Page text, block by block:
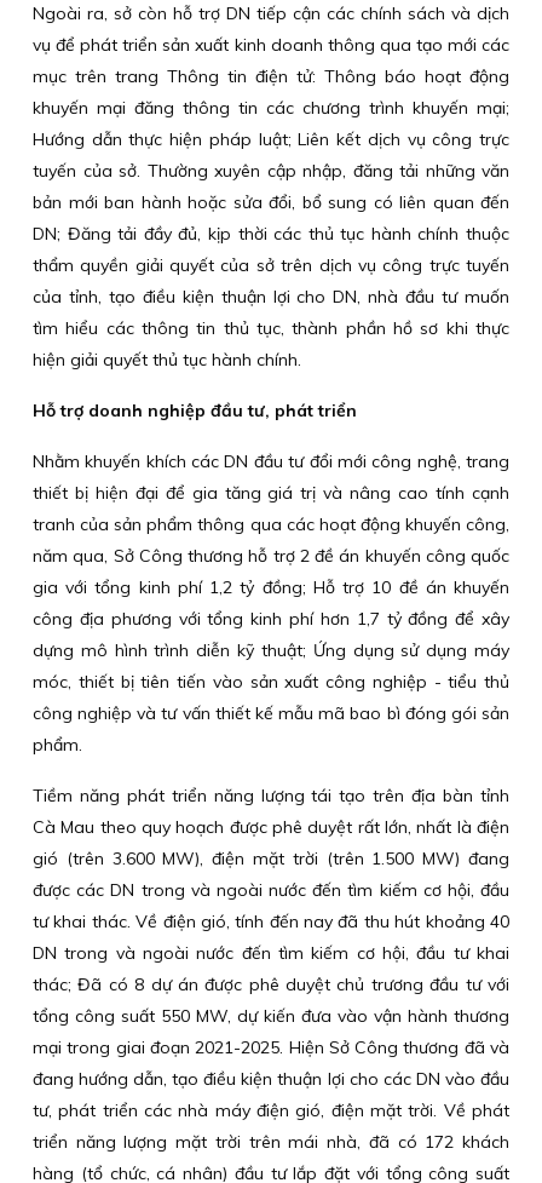
Ngoài ra, sở còn hỗ trợ DN tiếp cận các chính sách và dịch
vụ để phát triển sản xuất kinh doanh thông qua tạo mới các
mục trên trang Thông tin điện tử: Thông báo hoạt động
khuyến mại đăng thông tin các chương trình khuyến mại;
Hướng dẫn thực hiện pháp luật; Liên kết dịch vụ công trực
tuyến của sở. Thường xuyên cập nhập, đăng tải những văn
bản mới ban hành hoặc sửa đổi, bổ sung có liên quan đến
DN; Đăng tải đầy đủ, kịp thời các thủ tục hành chính thuộc
thẩm quyền giải quyết của sở trên dịch vụ công trực tuyến
của tỉnh, tạo điều kiện thuận lợi cho DN, nhà đầu tư muốn
tìm hiểu các thông tin thủ tục, thành phần hồ sơ khi thực
hiện giải quyết thủ tục hành chính.
Hỗ trợ doanh nghiệp đầu tư, phát triển
Nhằm khuyến khích các DN đầu tư đổi mới công nghệ, trang
thiết bị hiện đại để gia tăng giá trị và nâng cao tính cạnh
tranh của sản phẩm thông qua các hoạt động khuyến công,
năm qua, Sở Công thương hỗ trợ 2 đề án khuyến công quốc
gia với tổng kinh phí 1,2 tỷ đồng; Hỗ trợ 10 đề án khuyến
công địa phương với tổng kinh phí hơn 1,7 tỷ đồng để xây
dựng mô hình trình diễn kỹ thuật; Ứng dụng sử dụng máy
móc, thiết bị tiên tiến vào sản xuất công nghiệp - tiểu thủ
công nghiệp và tư vấn thiết kế mẫu mã bao bì đóng gói sản
phẩm.
Tiềm năng phát triển năng lượng tái tạo trên địa bàn tỉnh
Cà Mau theo quy hoạch được phê duyệt rất lớn, nhất là điện
gió (trên 3.600 MW), điện mặt trời (trên 1.500 MW) đang
được các DN trong và ngoài nước đến tìm kiếm cơ hội, đầu
tư khai thác. Về điện gió, tính đến nay đã thu hút khoảng 40
DN trong và ngoài nước đến tìm kiếm cơ hội, đầu tư khai
thác; Đã có 8 dự án được phê duyệt chủ trương đầu tư với
tổng công suất 550 MW, dự kiến đưa vào vận hành thương
mại trong giai đoạn 2021-2025. Hiện Sở Công thương đã và
đang hướng dẫn, tạo điều kiện thuận lợi cho các DN vào đầu
tư, phát triển các nhà máy điện gió, điện mặt trời. Về phát
triển năng lượng mặt trời trên mái nhà, đã có 172 khách
hàng (tổ chức, cá nhân) đầu tư lắp đặt với tổng công suất